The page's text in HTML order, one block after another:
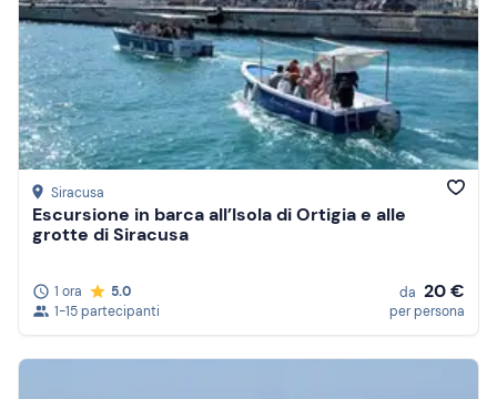
Siracusa
Escursione in barca all’Isola di Ortigia e alle
grotte di Siracusa
1 ora
5.0
1-15 partecipanti
da 20 €
per persona